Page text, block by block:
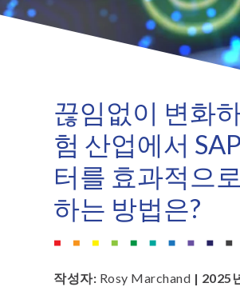
끊임없이 변화
험 산업에서
터를 효과적으
하는 방법은?
작성자: Rosy Marchand | 2025